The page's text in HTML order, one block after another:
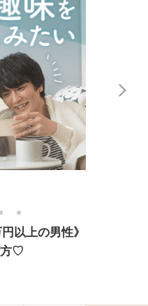
3 4
以上の男性》
方♡